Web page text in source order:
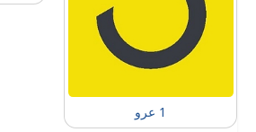
1 عرو